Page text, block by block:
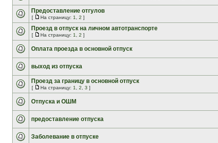
Предоставление отгулов
[ На страницу: 1 2 ]
Проезд в отпуск на личном автотранспорте
[ На страницу: 1 2 ]
Оплата проезда в основной отпуск
выход из отпуска
Проезд за границу в основной отпуск
[ На страницу: 1 2 3 ]
Отпуска и ОШМ
предоставление отпуска
Заболевание в отпуске